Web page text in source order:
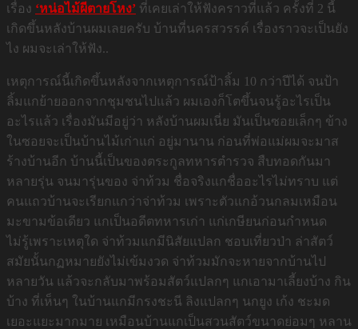
เรื่อง ‘หน่อไม้ผีตายโหง’ ที่เคยเล่าให้ฟังคราวที่แล้ว ครั้งที่ 2 นี้
เกิดขึ้นหลังบ้านผมเลยครับ บ้านที่นครสวรรค์ เรื่องราวจะเป็นยัง
ไง ผมจะเล่าให้ฟัง..
เหตุการณ์นี้เกิดขึ้นหลังจากเหตุการณ์ป้าลิ้ม 10 กว่าปีได้ จนป้า
ลิ้มแกย้ายออกจากชุมชนไปแล้ว ผมเองก็โตขึ้นจนรู้อะไรเป็น
อะไรแล้ว เรื่องมันมีอยู่ว่า หลังบ้านผมเนี่ย มันเป็นซอยเล็กๆ ข้าง
ในซอยจะเป็นบ้านไม้เก่าแก่ อยู่มานาน ก่อนที่พ่อแม่ผมจะมาส
ร้างบ้านอีก บ้านนี้เป็นของตระกูลทหารตำรวจ สืบทอดกันมา
หลายรุ่น จนมารุ่นของ จ่าท้วม ชื่อจริงแกชื่ออะไรไม่ทราบ แต่
คนแถวบ้านจะเรียกแกว่าจ่าท้วม เพราะตัวแกอ้วนกลมเหมือน
มะขามข้อเดียว แกเป็นอดีตทหารเก่า แก่เกษียนก่อนกำหนด
ไม่รู้เพราะเหตุใด จ่าท้วมแกมีนิสัยแปลก ชอบเที่ยวป่า ล่าสัตว์
สมัยนั้นกฏหมายยังไม่เข้มงวด จ่าท้วมมักจะหายจากบ้านไป
หลายวัน แล้วจะกลับมาพร้อมสัตว์แปลกๆ แกเอามาเลี้ยงบ้าง กิน
บ้าง ที่เห็นๆ ในบ้านแกมีกรงชะนี ลิงแปลกๆ นกยูง เก้ง ชะมด
เยอะแยะมากมาย เหมือนบ้านแกเป็นสวนสัตว์ขนาดย่อมๆ หลาน